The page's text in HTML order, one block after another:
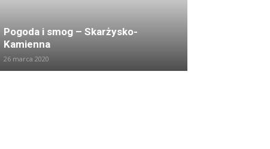
Pogoda i smog – Skarżysko-
Kamienna
26 marca 2020